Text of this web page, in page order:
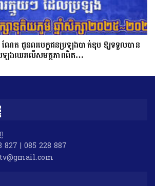
ែត ជូនពរបេក្ខជនប្រឡងបាក់ឌុប ឱ្យទទួលបាន
ងឈរលើសមត្ថភាពពិត…
827 | 085 228 887